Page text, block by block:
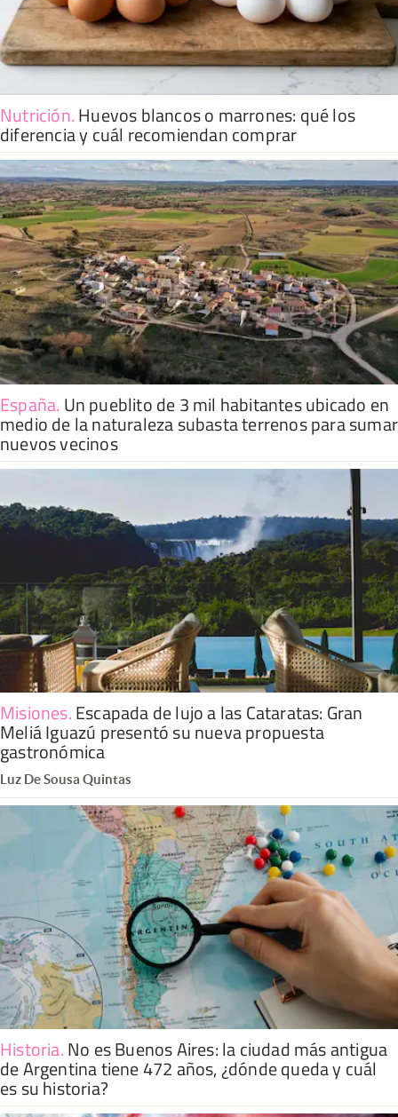
Nutrición.Huevos blancos o marrones: qué los
diferencia y cuál recomiendan comprar
España. Un pueblito de 3 mil habitantes ubicado en
medio de la naturaleza subasta terrenos para sumar
nuevos vecinos
Misiones.Escapada de lujo a las Cataratas: Gran
Meliá Iguazú presentó su nueva propuesta
gastronómica
Luz De Sousa Quintas
Historia.No es Buenos Aires: la ciudad más antigua
de Argentina tiene 472 años, ¿dónde queda y cuál
es su historia?